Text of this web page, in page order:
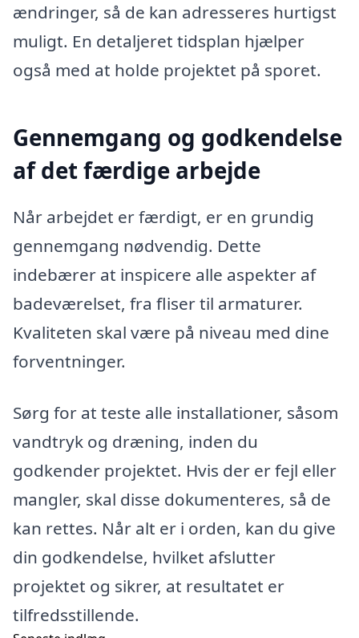
ændringer, så de kan adresseres hurtigst
muligt. En detaljeret tidsplan hjælper
også med at holde projektet på sporet.
Gennemgang og godkendelse
af det færdige arbejde
Når arbejdet er færdigt, er en grundig
gennemgang nødvendig. Dette
indebærer at inspicere alle aspekter af
badeværelset, fra fliser til armaturer.
Kvaliteten skal være på niveau med dine
forventninger.
Sørg for at teste alle installationer, såsom
vandtryk og dræning, inden du
godkender projektet. Hvis der er fejl eller
mangler, skal disse dokumenteres, så de
kan rettes. Når alt er i orden, kan du give
din godkendelse, hvilket afslutter
projektet og sikrer, at resultatet er
tilfredsstillende.